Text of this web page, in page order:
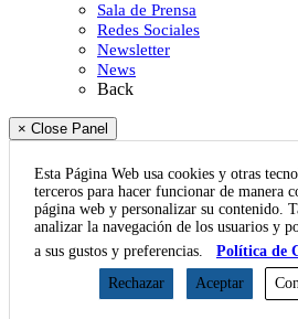
Sala de Prensa
Redes Sociales
Newsletter
News
Back
× Close Panel
Esta Página Web usa cookies y otras
terceros para hacer funcionar de manera
página web y personalizar su contenido.
analizar la navegación de los usuarios y
a sus gustos y preferencias.
Política de
Rechazar
Aceptar